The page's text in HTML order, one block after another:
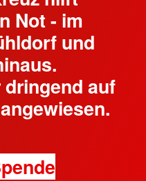
Not - im
und
auf